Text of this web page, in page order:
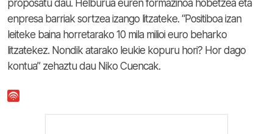
proposatu dau. Helburua euren formazinoa hobetzea eta
enpresa barriak sortzea izango litzateke. “Positiboa izan
leiteke baina horretarako 10 mila milioi euro beharko
litzatekez. Nondik atarako leukie kopuru hori? Hor dago
kontua” zehaztu dau Niko Cuencak.